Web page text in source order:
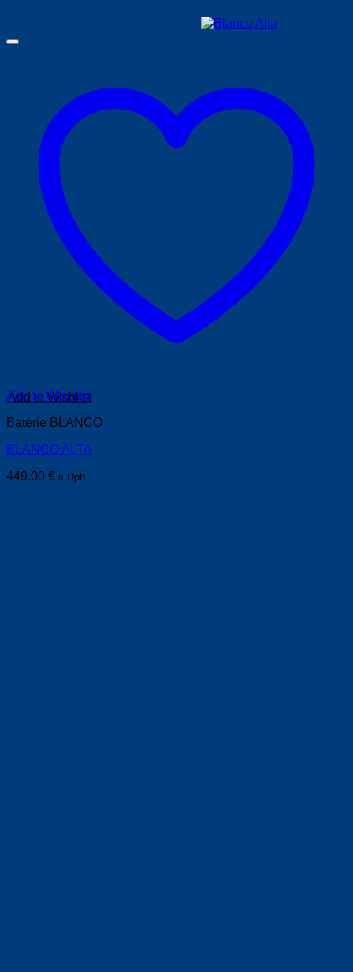
Add to Wishlist
Batérie BLANCO
BLANCO ALTA
449.00 € s Dph